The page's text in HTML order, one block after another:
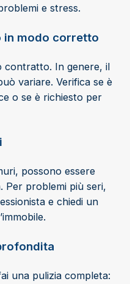
e stress.
in modo corretto
contratto. In genere, il
variare. Verifica se è
o se è richiesto per
possono essere
Per problemi più seri,
e chiedi un
una pulizia completa: